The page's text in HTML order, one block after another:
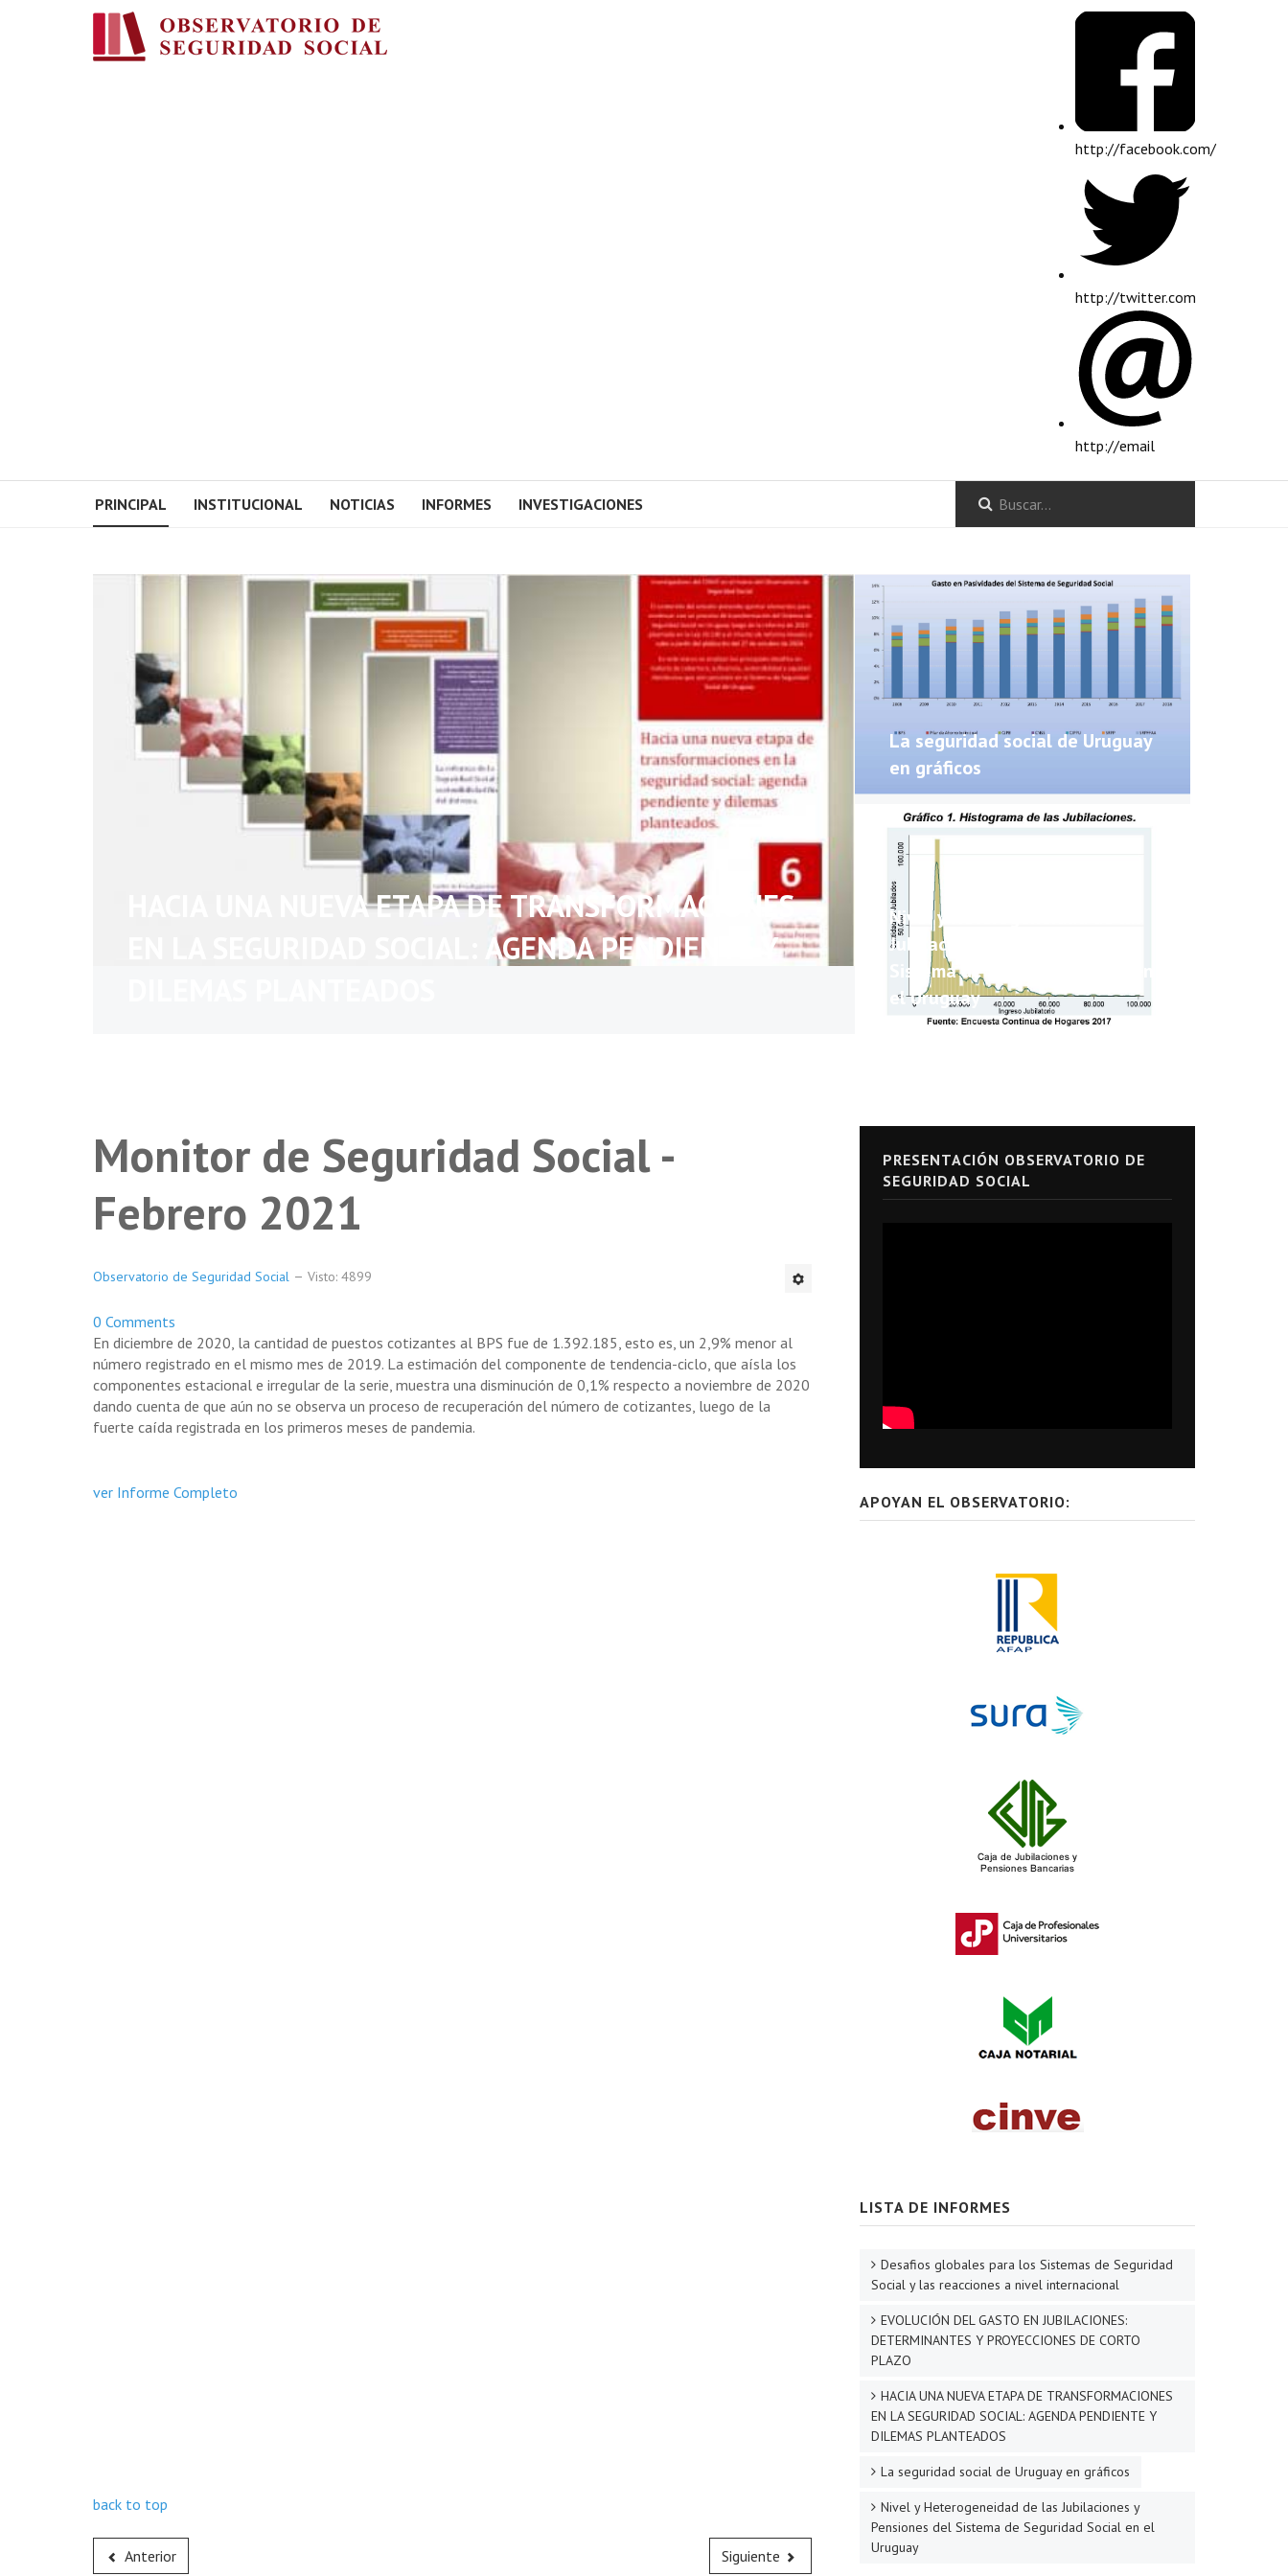
http://facebook.com/
http://twitter.com
http://email
PRINCIPAL INSTITUCIONAL NOTICIAS INFORMES INVESTIGACIONES
HACIA UNA NUEVA ETAPA DE TRANSFORMACIONES
EN LA SEGURIDAD SOCIAL: AGENDA PENDIENTE Y
La seguridad social de Uruguay
en gráficos
Nivel y Heterogeneidad de las
Jubilaciones y Pensiones del
Sistema de Seguridad Social en
el Uruguay
Monitor de Seguridad Social -
Febrero 2021
Observatorio de Seguridad Social Visto: 4899
0 Comments
En diciembre de 2020, la cantidad de puestos cotizantes al BPS fue de 1.392.185, esto es, un 2,9% menor al
número registrado en el mismo mes de 2019. La estimación del componente de tendencia-ciclo, que aísla los
componentes estacional e irregular de la serie, muestra una disminución de 0,1% respecto a noviembre de 2020
dando cuenta de que aún no se observa un proceso de recuperación del número de cotizantes, luego de la
fuerte caída registrada en los primeros meses de pandemia.
ver Informe Completo
back to top
Anterior Siguiente
PRESENTACIÓN OBSERVATORIO DE
SEGURIDAD SOCIAL
APOYAN EL OBSERVATORIO:
LISTA DE INFORMES
Desafios globales para los Sistemas de Seguridad
Social y las reacciones a nivel internacional
EVOLUCIÓN DEL GASTO EN JUBILACIONES:
DETERMINANTES Y PROYECCIONES DE CORTO
PLAZO
HACIA UNA NUEVA ETAPA DE TRANSFORMACIONES
EN LA SEGURIDAD SOCIAL: AGENDA PENDIENTE Y
DILEMAS PLANTEADOS
La seguridad social de Uruguay en gráficos
Nivel y Heterogeneidad de las Jubilaciones y
Pensiones del Sistema de Seguridad Social en el
Uruguay